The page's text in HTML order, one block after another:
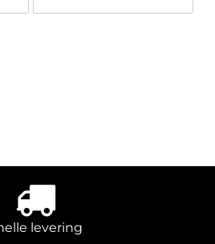
levering